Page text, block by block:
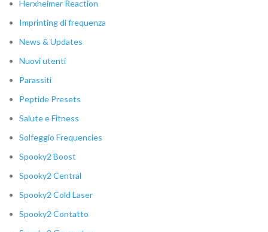
Herxheimer Reaction
Imprinting di frequenza
News & Updates
Nuovi utenti
Parassiti
Peptide Presets
Salute e Fitness
Solfeggio Frequencies
Spooky2 Boost
Spooky2 Central
Spooky2 Cold Laser
Spooky2 Contatto